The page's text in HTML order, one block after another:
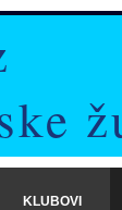
KLUBOVI